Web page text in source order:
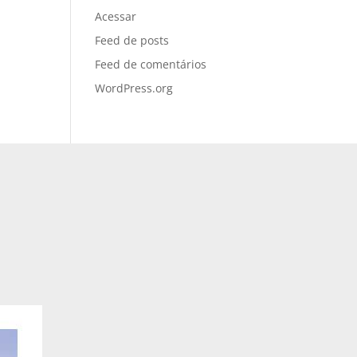
Acessar
Feed de posts
Feed de comentários
WordPress.org